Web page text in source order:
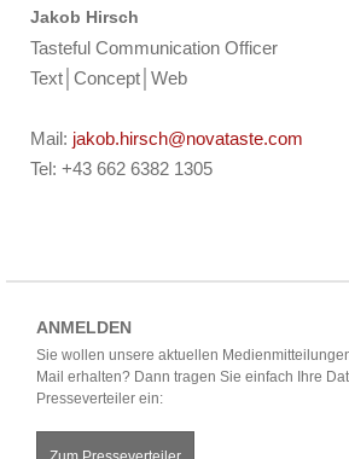
Jakob Hirsch
Tasteful Communication Officer
Text│Concept│Web
Mail: jakob.hirsch@novataste.com
Tel: +43 662 6382 1305
ANMELDEN
Sie wollen unsere aktuellen
Mail erhalten? Dann tragen Sie einfach Ihre
Presseverteiler ein: